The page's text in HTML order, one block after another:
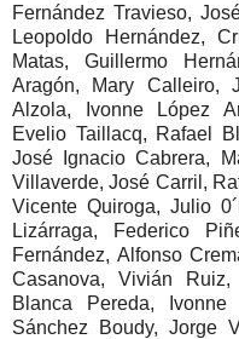
Fernández Travieso,
Leopoldo Hernández,
Matas, Guillermo
Aragón, Mary Calleiro,
Alzola, Ivonne López
Evelio Taillacq, Rafael
José Ignacio Cabrera,
Villaverde, José Carril,
Vicente Quiroga, Julio
Lizárraga, Federico
Fernández, Alfonso
Casanova, Vivián
Blanca Pereda,
Sánchez Boudy, Jorge